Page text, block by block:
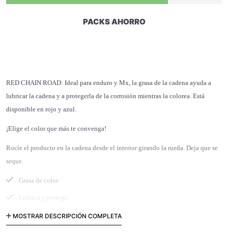
PACKS AHORRO
RED CHAIN ROAD: Ideal para enduro y Mx, la grasa de la cadena ayuda a
lubricar la cadena y a protegerla de la corrosión mientras la colorea. Está
disponible en rojo y azul.
¡Elige el color que más te convenga!
Rocíe el producto en la cadena desde el interior girando la rueda. Deja que se
seque.
Grasa de color
Lubrica y protege.
Grasa disponible en 2colores: azul, rojo.
MOSTRAR DESCRIPCIÓN COMPLETA